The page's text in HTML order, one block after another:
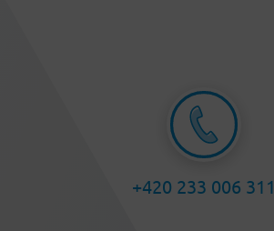
+420 233 006 311